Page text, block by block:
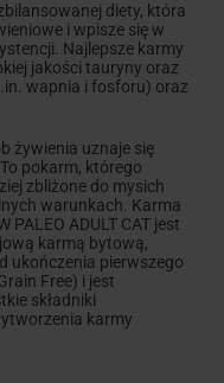
diety, która
i wpisze się w
Najlepsze karmy
jakości tauryny oraz
wapnia i fosforu) oraz
żywienia uznaje się
pokarm, którego
zbliżone do mysich
warunkach. Karma
PALEO ADULT CAT jest
karmą bytową,
ukończenia pierwszego
Free) i jest
składniki
karmy